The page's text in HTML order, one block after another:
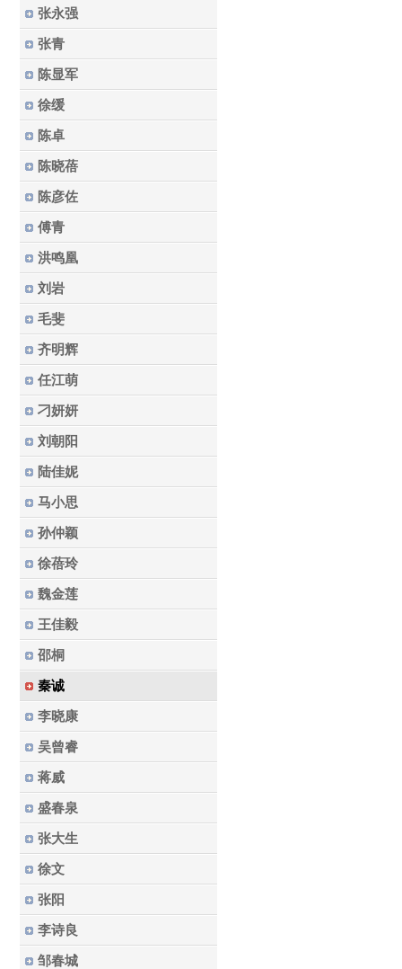
张永强
张青
陈显军
徐缓
陈卓
陈晓蓓
陈彦佐
傅青
洪鸣凰
刘岩
毛斐
齐明辉
任江萌
刁妍妍
刘朝阳
陆佳妮
马小思
孙仲颖
徐蓓玲
魏金莲
王佳毅
邵桐
秦诚
李晓康
吴曾睿
蒋威
盛春泉
张大生
徐文
张阳
李诗良
邹春城